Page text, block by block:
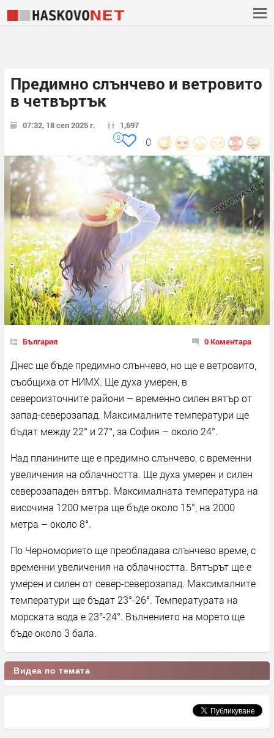
Предимно слънчево и ветровито
в четвъртък
07:32, 18 сеп 2025 г. 1,697
0
0
България 0 Коментара
Днес ще бъде предимно слънчево, но ще е ветровито,
съобщиха от НИМХ. Ще духа умерен, в
североизточните райони – временно силен вятър от
запад-северозапад. Максималните температури ще
бъдат между 22° и 27°, за София – около 24°.
Над планините ще е предимно слънчево, с временни
увеличения на облачността. Ще духа умерен и силен
северозападен вятър. Максималната температура на
височина 1200 метра ще бъде около 15°, на 2000
метра – около 8°.
По Черноморието ще преобладава слънчево време, с
временни увеличения на облачността. Вятърът ще е
умерен и силен от север-северозапад. Максималните
температури ще бъдат 23°-26°. Температурата на
морската вода е 23°-24°. Вълнението на морето ще
бъде около 3 бала.
Видеа по темата